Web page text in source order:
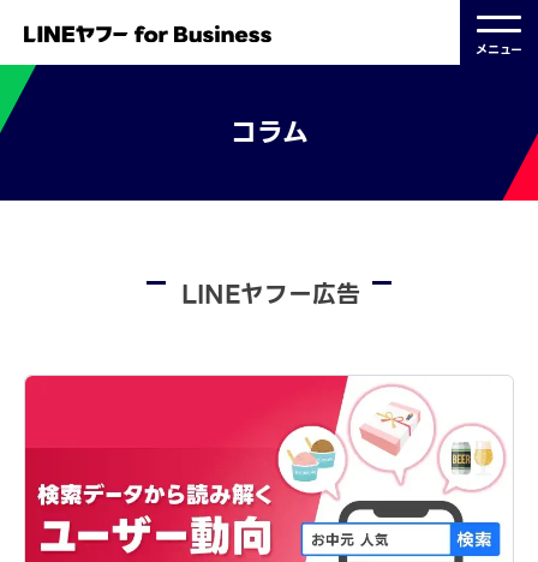
メニュー
コラム
LINEヤフー広告